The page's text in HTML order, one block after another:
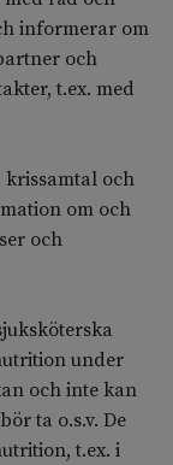
informerar om
och
t.ex. med
krissamtal och
om och
och
under
och inte kan
ta o.s.v. De
t.ex. i